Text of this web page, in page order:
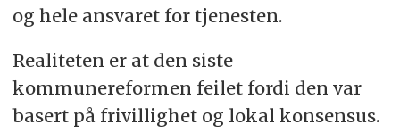
og hele ansvaret for tjenesten.
Realiteten er at den siste
kommunereformen feilet fordi den var
basert på frivillighet og lokal konsensus.